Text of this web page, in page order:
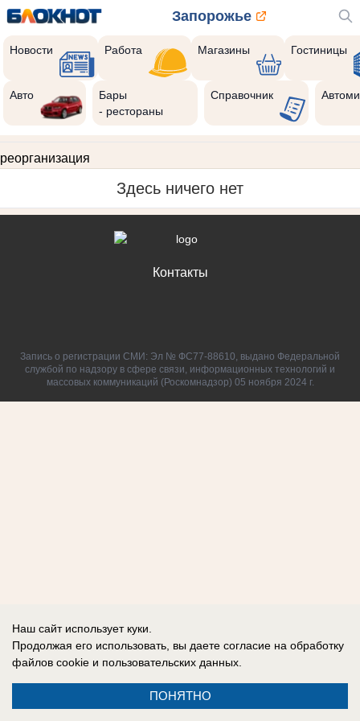
Запорожье
Новости Работа Магазины Гостиницы
Авто
Бары
- рестораны
Справочник
реорганизация
Здесь ничего нет
Контакты
Запись о регистрации СМИ: Эл № ФС77-88610, выдано Федеральной
службой по надзору в сфере связи, информационных технологий и
массовых коммуникаций (Роскомнадзор) 05 ноября 2024 г.
Наш сайт использует куки.
Продолжая его использовать, вы даете согласие на обработку
файлов cookie и пользовательских данных.
ПОНЯТНО